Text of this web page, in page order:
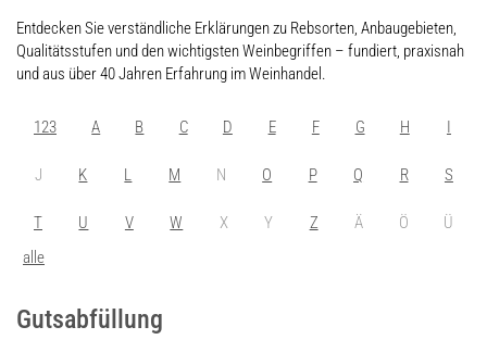
Entdecken Sie verständliche Erklärungen zu Rebsorten, Anbaugebieten,
Qualitätsstufen und den wichtigsten Weinbegriffen – fundiert, praxisnah
und aus über 40 Jahren Erfahrung im Weinhandel.
123 A B C D E F G H I
J K L M N O P Q R S
T U V W X Y Z Ä Ö
Ü
alle
Gutsabfüllung